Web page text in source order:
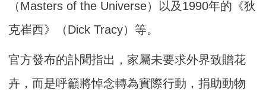
（Masters of the Universe）以及1990年的《狄
克崔西》（Dick Tracy）等。
官方發布的訃聞指出，家屬未要求外界致贈花
卉，而是呼籲將悼念轉為實際行動，捐助動物